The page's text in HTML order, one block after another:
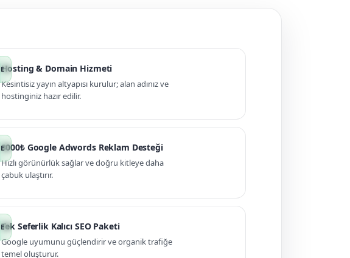
Hosting & Domain Hizmeti
Kesintisiz yayın altyapısı kurulur; alan adınız ve
hostinginiz hazır edilir.
3000₺ Google Adwords Reklam Desteği
Hızlı görünürlük sağlar ve doğru kitleye daha
çabuk ulaştırır.
Tek Seferlik Kalıcı SEO Paketi
Google uyumunu güçlendirir ve organik trafiğe
temel oluşturur.